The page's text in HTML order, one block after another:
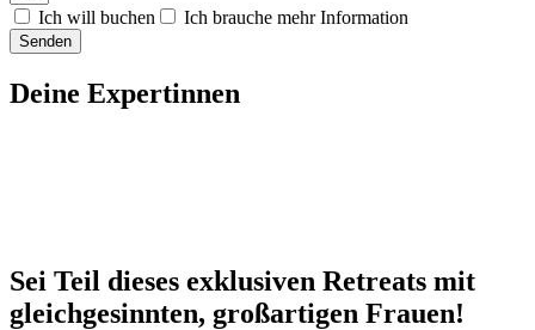
Ich will buchen Ich brauche mehr Information
Senden
Deine Expertinnen
Sei Teil dieses exklusiven Retreats mit
gleichgesinnten, großartigen Frauen!